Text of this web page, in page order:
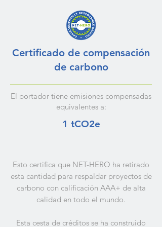
Certificado de compensación
de carbono
El portador tiene emisiones compensadas
equivalentes a:
1 tCO2e
Esto certifica que NET-HERO ha retirado
esta cantidad para respaldar proyectos de
carbono con calificación AAA+ de alta
calidad en todo el mundo.
Esta cesta de créditos se ha construido